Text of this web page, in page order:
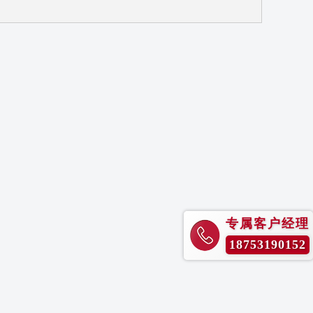
专属客户经理
18753190152